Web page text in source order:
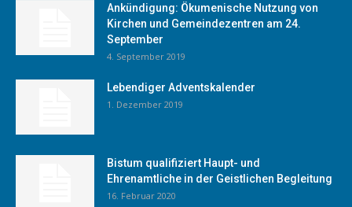
Ankündigung: Ökumenische Nutzung von
Kirchen und Gemeindezentren am 24.
September
4. September 2019
Lebendiger Adventskalender
1. Dezember 2019
Bistum qualifiziert Haupt- und
Ehrenamtliche in der Geistlichen Begleitung
16. Februar 2020